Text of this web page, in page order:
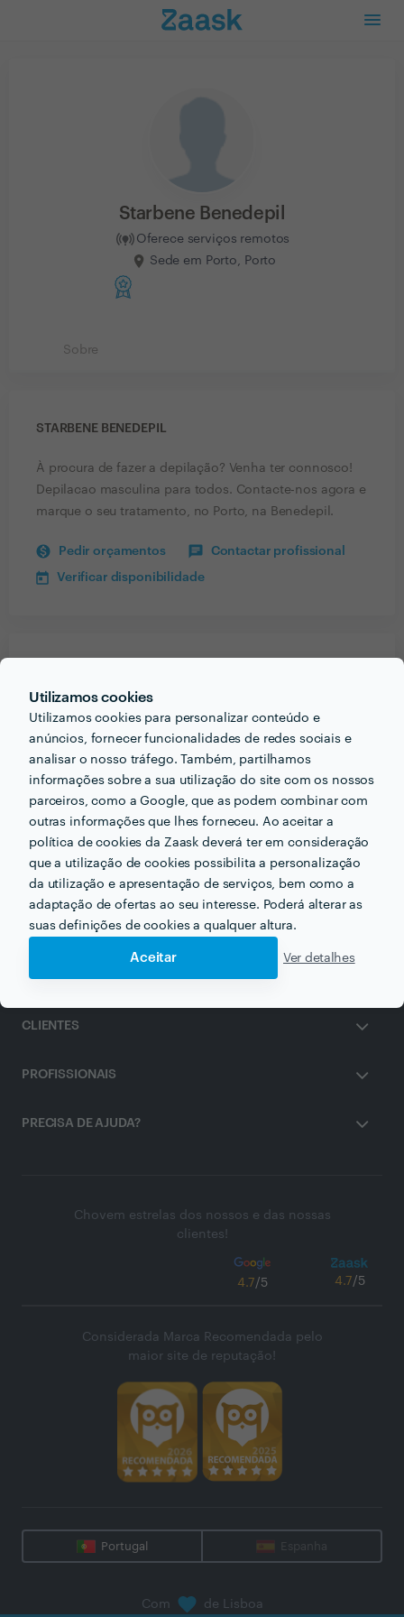
Utilizamos cookies
Utilizamos cookies para personalizar conteúdo e
anúncios, fornecer funcionalidades de redes sociais e
analisar o nosso tráfego. Também, partilhamos
informações sobre a sua utilização do site com os nossos
parceiros, como a Google, que as podem combinar com
outras informações que lhes forneceu. Ao aceitar a
política de cookies da Zaask deverá ter em consideração
que a utilização de cookies possibilita a personalização
da utilização e apresentação de serviços, bem como a
adaptação de ofertas ao seu interesse. Poderá alterar as
suas definições de cookies a qualquer altura.
Aceitar Ver detalhes
Starbene Benedepil
Oferece serviços remotos
Sede em Porto, Porto
Sobre
STARBENE BENEDEPIL
À procura de fazer a depilação? Venha ter connosco!
Depilacao masculina para todos. Contacte-nos agora e
marque o seu tratamento, no Porto, na Benedepil.
Pedir orçamentos Contactar profissional
Verificar disponibilidade
Starbene Benedepil
Outros serviços proporcionados por Starbene Benedepil
Depilação Masculina em porto
ZAASK
CLIENTES
PROFISSIONAIS
PRECISA DE AJUDA?
Chovem estrelas dos nossos e das nossas
clientes!
4.7/5 4.7/5
Considerada Marca Recomendada pelo
maior site de reputação!
Portugal Espanha
Com de Lisboa